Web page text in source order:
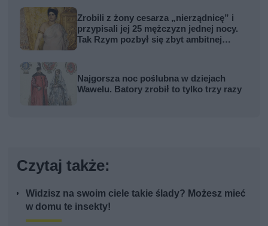
Zrobili z żony cesarza „nierządnicę” i
przypisali jej 25 mężczyzn jednej nocy.
Tak Rzym pozbył się zbyt ambitnej
Najgorsza noc poślubna w dziejach
Wawelu. Batory zrobił to tylko trzy razy
Czytaj także:
Widzisz na swoim ciele takie ślady? Możesz mieć
w domu te insekty!